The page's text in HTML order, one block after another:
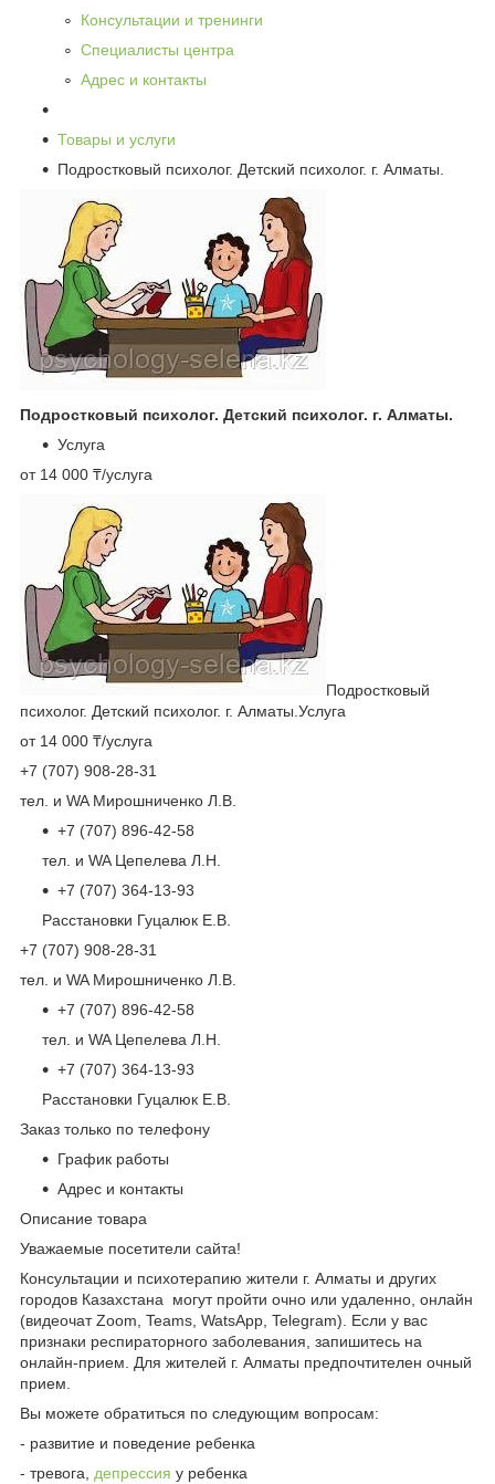
Консультации и тренинги
Специалисты центра
Адрес и контакты
Товары и услуги
Подростковый психолог. Детский психолог. г. Алматы.
Подростковый психолог. Детский психолог. г. Алматы.
Услуга
от 14 000 ₸/услуга
Подростковый
психолог. Детский психолог. г. Алматы.Услуга
от 14 000 ₸/услуга
+7 (707) 908-28-31
тел. и WA Мирошниченко Л.В.
+7 (707) 896-42-58
тел. и WA Цепелева Л.Н.
+7 (707) 364-13-93
Расстановки Гуцалюк Е.В.
+7 (707) 908-28-31
тел. и WA Мирошниченко Л.В.
+7 (707) 896-42-58
тел. и WA Цепелева Л.Н.
+7 (707) 364-13-93
Расстановки Гуцалюк Е.В.
Заказ только по телефону
График работы
Адрес и контакты
Описание товара
Уважаемые посетители сайта!
Консультации и психотерапию жители г. Алматы и других
городов Казахстана могут пройти очно или удаленно, онлайн
(видеочат Zoom, Teams, WatsApp, Telegram). Если у вас
признаки респираторного заболевания, запишитесь на
онлайн-прием. Для жителей г. Алматы предпочтителен очный
прием.
Вы можете обратиться по следующим вопросам:
- развитие и поведение ребенка
- тревога, депрессия у ребенка